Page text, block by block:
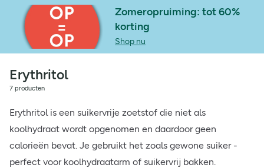
Zomeropruiming: tot 60%
korting
Shop nu
Erythritol
7 producten
Erythritol is een suikervrije zoetstof die niet als
koolhydraat wordt opgenomen en daardoor geen
calorieën bevat. Je gebruikt het zoals gewone suiker -
perfect voor koolhydraatarm of suikervrij bakken.